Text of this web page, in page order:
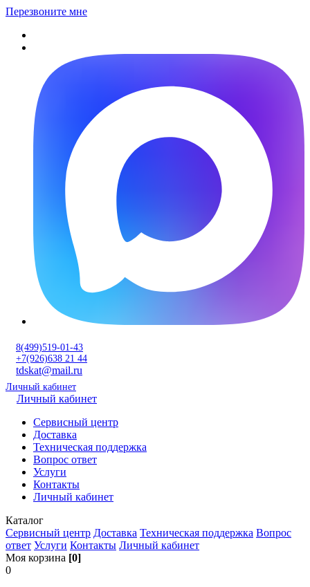
Перезвоните мне
8(499)519-01-43
+7(926)638 21 44
tdskat@mail.ru
Личный кабинет
Личный кабинет
Сервисный центр
Доставка
Техническая поддержка
Вопрос ответ
Услуги
Контакты
Личный кабинет
Каталог
Сервисный центр Доставка Техническая поддержка Вопрос
ответ Услуги Контакты Личный кабинет
Моя корзина [0]
0